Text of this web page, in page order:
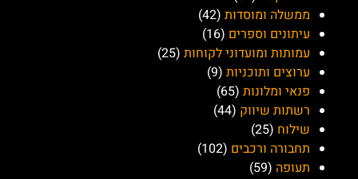
ממשלה ומוסדות (42)
עיתונים וספרים (16)
עמותות ומועדוני לקוחות (25)
ערוצים ותוכניות (9)
פנאי ומלונות (65)
רשתות שיווק (44)
שילוח (25)
תחבורה ורכבים (102)
תעופה (59)